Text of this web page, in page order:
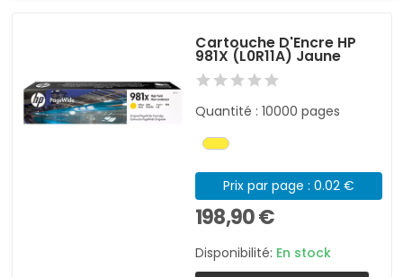
Cartouche D'Encre HP
981X (L0R11A) Jaune
Quantité : 10000 pages
Prix par page : 0.02 €
198,90 €
Disponibilité: En stock